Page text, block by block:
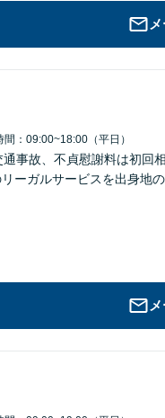
間：09:00~18:00（平日）
事故、不貞慰謝料は初回
ーガルサービスを出身地